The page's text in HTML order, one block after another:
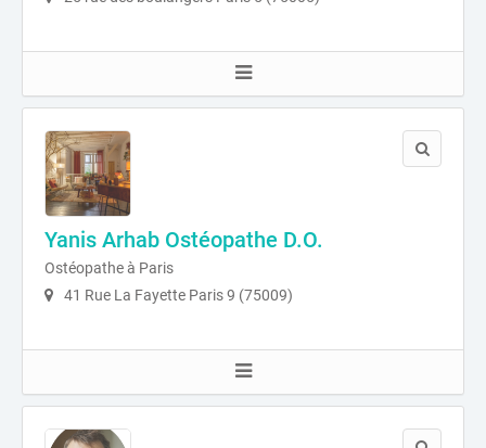
Yanis Arhab Ostéopathe D.O.
Ostéopathe à Paris
41 Rue La Fayette Paris 9 (75009)